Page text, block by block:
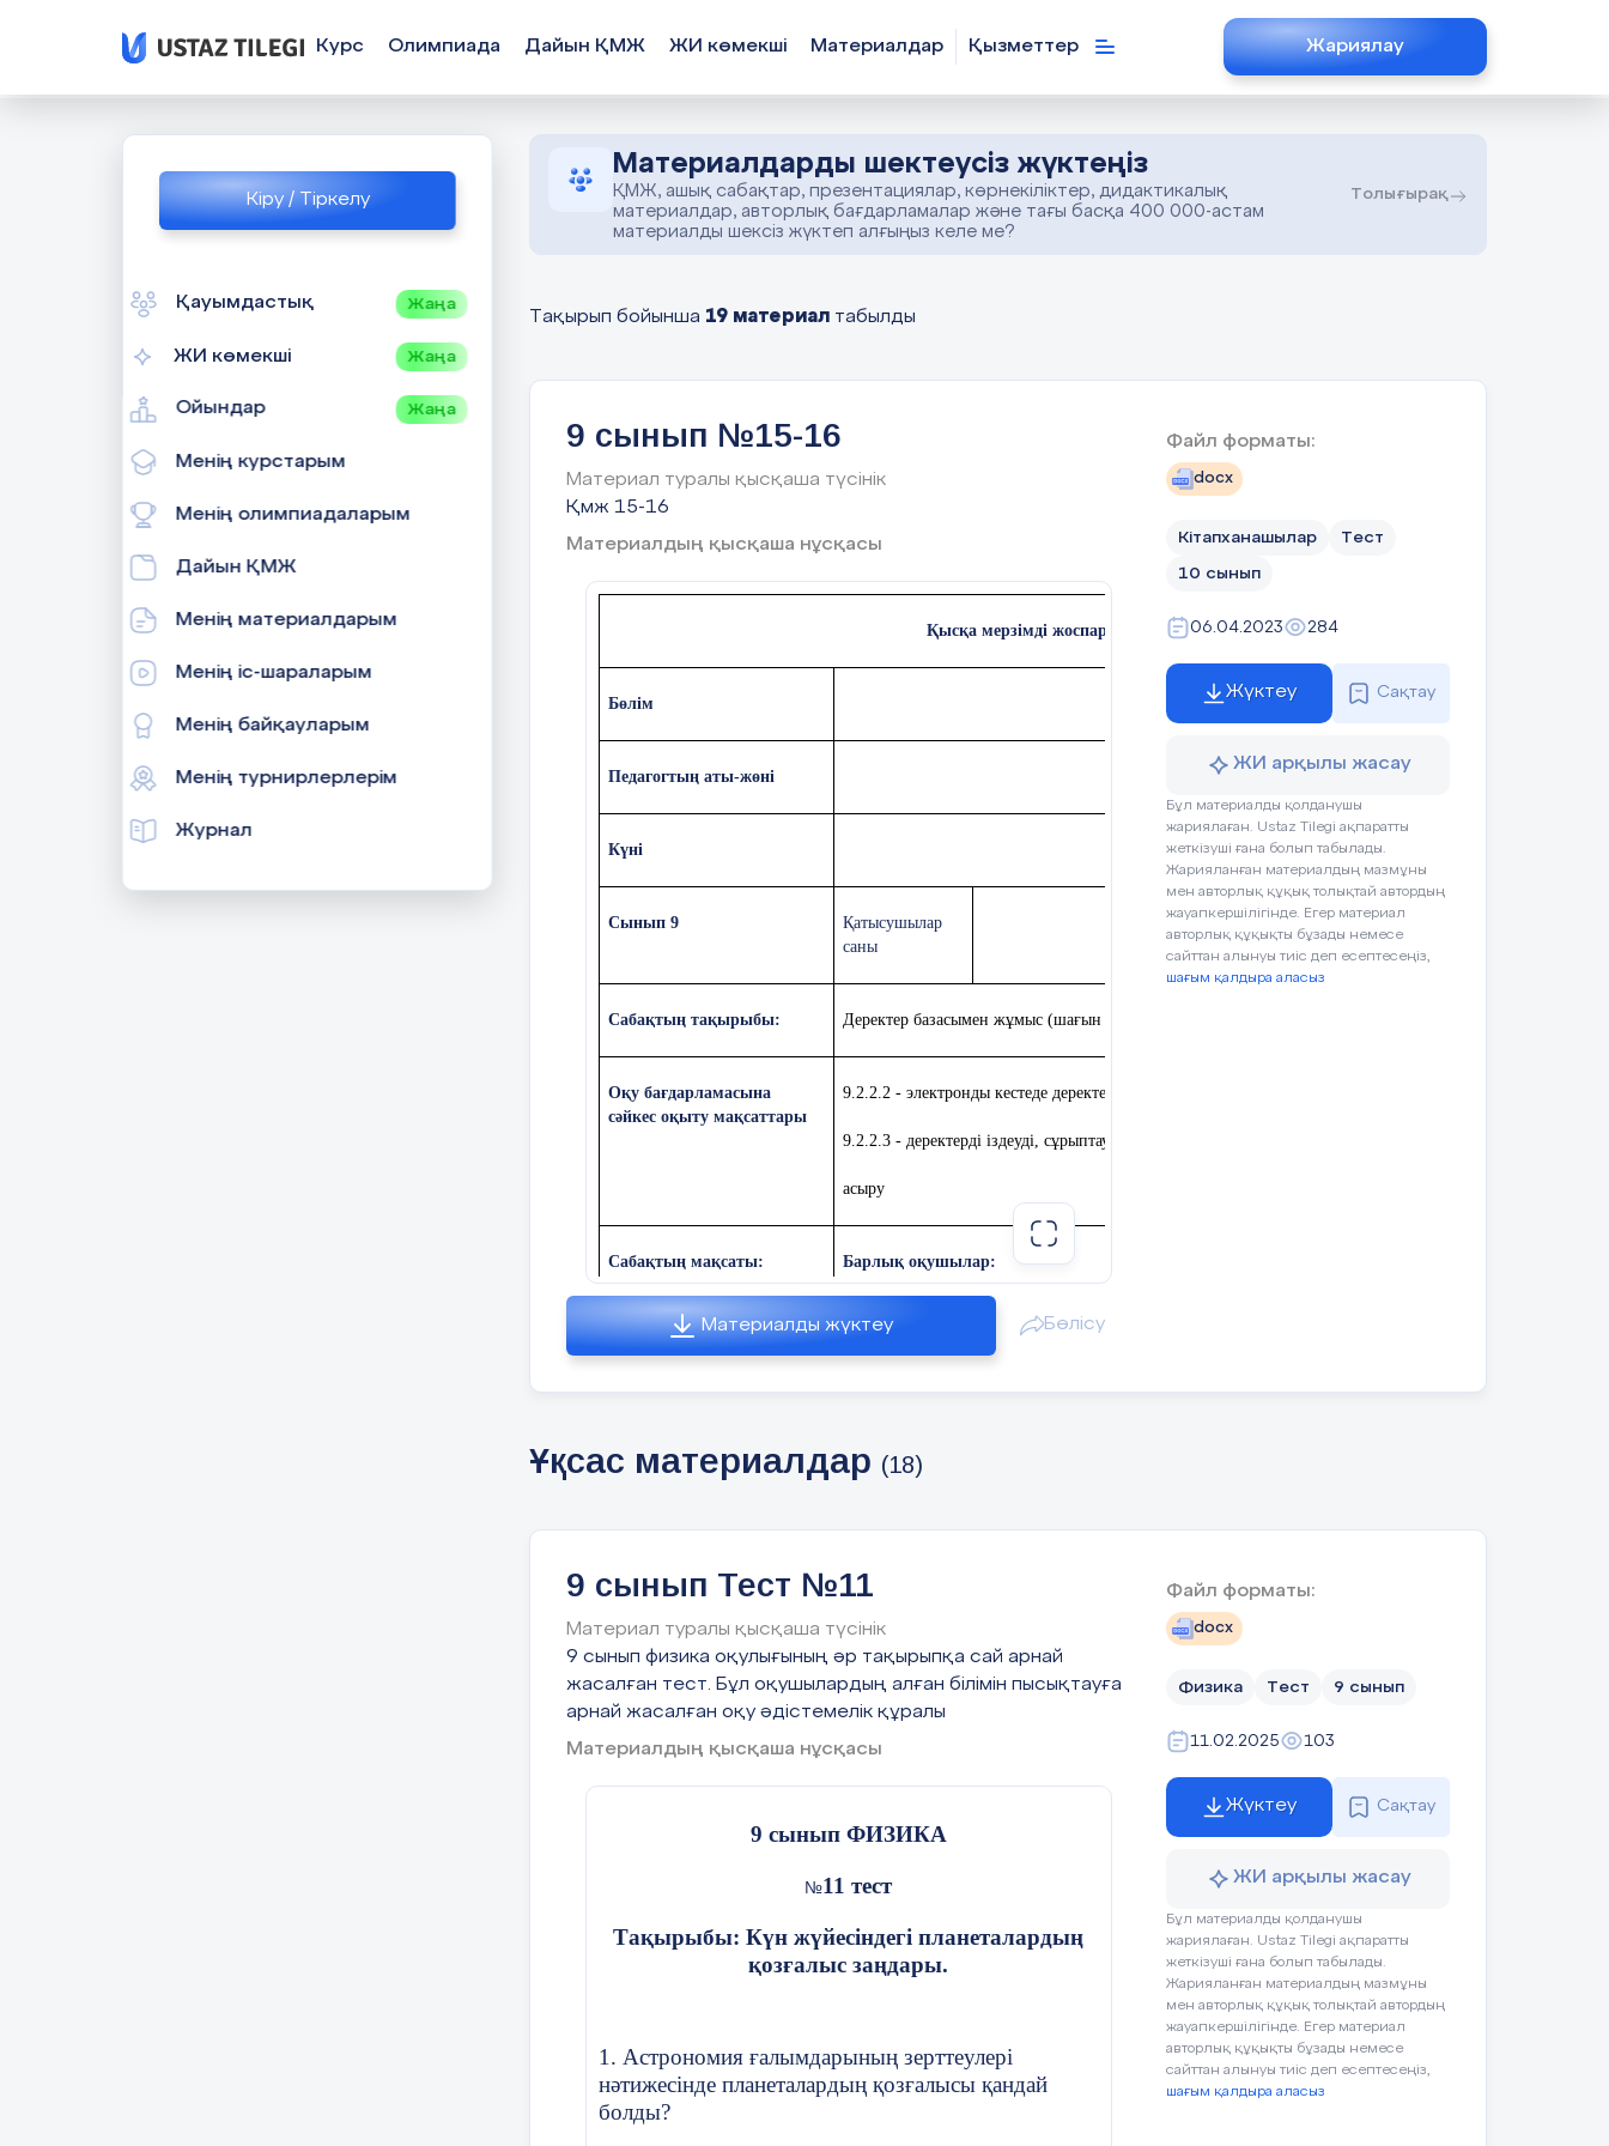
Кіру / Тіркелу
Қауымдастық Жаңа
ЖИ көмекші Жаңа
Ойындар Жаңа
Менің курстарым
Менің олимпиадаларым
Дайын ҚМЖ
Менің материалдарым
Менің іс-шараларым
Менің байқауларым
Менің турнирлерлерім
Журнал
Курс Олимпиада Дайын ҚМЖ ЖИ көмекші Материалдар Қызметтер Жариялау
Материалдарды шектеусіз жүктеңіз
ҚМЖ, ашық сабақтар, презентациялар, көрнекіліктер, дидактикалық
материалдар, авторлық бағдарламалар және тағы басқа 400 000-астам
материалды шексіз жүктеп алғыңыз келе ме?
Толығырақ
Тақырып бойынша 19 материал табылды
9 сынып №15-16
Материал туралы қысқаша түсінік
Қмж 15-16
Материалдың қысқаша нұсқасы
Қысқа мерзімді жоспары
Бөлім
Педагогтың аты-жөні
Күні
Сынып 9
Қатысушылар
саны
Қатыспағандар
Сабақтың тақырыбы: Деректер базасымен жұмыс (шағын жоба)
Оқу бағдарламасына
сәйкес оқыту мақсаттары
9.2.2.2 - электронды кестеде деректер базасын құру
9.2.2.3 - деректерді іздеуді, сұрыптауды және сүзгілеуді жүзеге
асыру
Сабақтың мақсаты: Барлық оқушылар:
Шағын жобаларды қорғауда электронды кестеде деректер
Көптеген оқушылар
Деректер базасын құруда объектілерді қолдану;
Жобаларды орындауда деректер базасын өз бетінше таңдап
жұмыс жаса
Сабақтың барысы:
Сабақтың
кезені/ уақыт
Педагогтың әрекеті
Оқушының
Бағалау Ресурстар
басы
2.Сабақтың тақырыбы мен мақсаттарымен
таныстыру.
1.Мұғаліммен
амандасады.
2.Сабақтың
Материалды жүктеу Бөлісу
Файл форматы:
docx
Кітапханашылар Тест
10 сынып
06.04.2023 284
Жүктеу Сақтау
ЖИ арқылы жасау
Бұл материалды қолданушы
жариялаған. Ustaz Tilegi ақпаратты
жеткізуші ғана болып табылады.
Жарияланған материалдың мазмұны
мен авторлық құқық толықтай автордың
жауапкершілігінде. Егер материал
авторлық құқықты бұзады немесе
сайттан алынуы тиіс деп есептесеңіз,
шағым қалдыра аласыз
Ұқсас материалдар (18)
9 сынып Тест №11
Материал туралы қысқаша түсінік
9 сынып физика оқулығының әр тақырыпқа сай арнай
жасалған тест. Бұл оқушылардың алған білімін пысықтауға
арнай жасалған оқу әдістемелік құралы
Материалдың қысқаша нұсқасы
9 сынып ФИЗИКА
№11 тест
Тақырыбы: Күн жүйесіндегі планеталардың
қозғалыс заңдары.
1. Астрономия ғалымдарының зерттеулері
нәтижесінде планеталардың қозғалысы қандай
болды?
Файл форматы:
docx
Физика Тест 9 сынып
11.02.2025 103
Жүктеу Сақтау
ЖИ арқылы жасау
Бұл материалды қолданушы
жариялаған. Ustaz Tilegi ақпаратты
жеткізуші ғана болып табылады.
Жарияланған материалдың мазмұны
мен авторлық құқық толықтай автордың
жауапкершілігінде. Егер материал
авторлық құқықты бұзады немесе
сайттан алынуы тиіс деп есептесеңіз,
шағым қалдыра аласыз